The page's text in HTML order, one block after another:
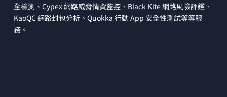
全檢測、Cypex 網路威脅情資監控、Black Kite 網路風險評鑑、
KaoQC 網路封包分析、Quokka 行動 App 安全性測試等等服
務。